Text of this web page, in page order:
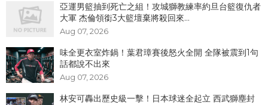
亞運男籃抽到死亡之組！攻城獅教練率約旦台籃復仇者
大軍 杰倫領銜3大籃壇棄將殺回來...
Aug 07, 2026
味全更衣室炸鍋！葉君璋賽後怒火全開 全隊被震到1句
話都說不出來
Aug 07, 2026
林安可轟出歷史級一擊！日本球迷全起立 西武獅塵封